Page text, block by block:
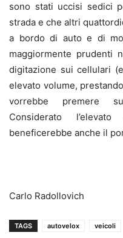
sono stati uccisi sedici
strada e che altri
a bordo di auto e di
maggiormente prudenti
digitazione sui cellulari
elevato volume,
vorrebbe premere
Considerato
beneficerebbe anche il
Carlo Radollovich
TAGS autovelox veicoli